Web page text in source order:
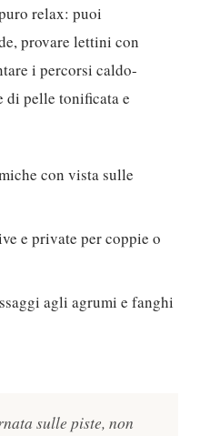
relax: puoi
provare lettini con
i percorsi caldo-
di pelle tonificata e
con vista sulle
e private per coppie o
agli agrumi e fanghi
sulle piste, non